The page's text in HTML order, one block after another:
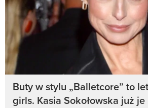
Buty w stylu „Balletcore” to
girls. Kasia Sokołowska już je